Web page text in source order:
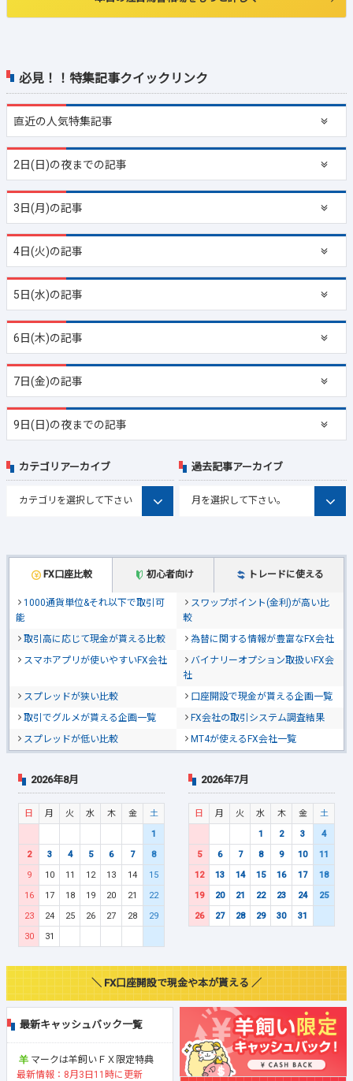
必見！！特集記事クイックリンク
直近の人気特集記事
2日(日)の夜までの記事
3日(月)の記事
4日(火)の記事
5日(水)の記事
6日(木)の記事
7日(金)の記事
9日(日)の夜までの記事
FX口座比較 初心者向け トレードに使える
1000通貨単位&それ以下で取引可
能
スワップポイント(金利)が高い比
較
取引高に応じて現金が貰える比較
為替に関する情報が豊富なFX会社
スマホアプリが使いやすいFX会社
バイナリーオプション取扱いFX会
社
スプレッドが狭い比較
口座開設で現金が貰える企画一覧
取引でグルメが貰える企画一覧
FX会社の取引システム調査結果
スプレッドが低い比較
MT4が使えるFX会社一覧
カテゴリアーカイブ 過去記事アーカイブ
2026年8月
日 月 火 水 木 金
土
1
2
3 4 5 6 7
8
9
10 11 12 13 14
15
16
17 18 19 20 21
22
23
24 25 26 27 28
29
30
31
2026年7月
日 月 火 水 木 金
土
1
2 3
4
5
6 7 8 9 10
11
12
13 14 15 16 17
18
19
20 21 22 23 24
25
26
27 28 29 30 31
＼ FX口座開設で現金や本が貰える ／
最新キャッシュバック一覧
マークは羊飼いＦＸ限定特典
最新情報：8月3日11時に更新